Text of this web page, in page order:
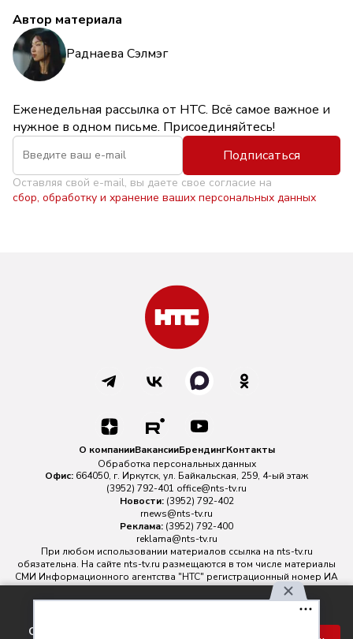
Автор материала
Раднаева Сэлмэг
Еженедельная рассылка от НТС. Всё самое важное и
нужное в одном письме. Присоединяйтесь!
Подписаться
Оставляя свой e-mail, вы даете свое согласие на
сбор, обработку и хранение ваших персональных данных
соглашаетесь с правилами
О компанииВакансииБрендингКонтакты
Обработка персональных данных
Офис: 664050, г. Иркутск, ул. Байкальская, 259, 4-ый этаж
(3952) 792-401 office@nts-tv.ru
Новости: (3952) 792-402
rnews@nts-tv.ru
Реклама: (3952) 792-400
reklama@nts-tv.ru
При любом использовании материалов ссылка на nts-tv.ru
обязательна. На сайте nts-tv.ru размещаются в том числе материалы
СМИ Информационного агентства "НТС" регистрационный номер ИА
№ ФС 77 - 88763 зарегистрировано Федеральной службой по
надзору в сфере связи, информационных технологий и массовых
Главный редактор ИА "НТС" Иштулкин Евгений Александрович
16+